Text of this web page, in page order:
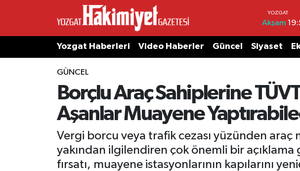
Akşam
Yozgat Haberleri Video Haberler Güncel Siyaset
GÜNCEL
Borçlu Araç Sahiplerine
Aşanlar Muayene
Vergi borcu veya trafik cezası yüzünden araç
yakından ilgilendiren çok önemli bir açıklama
fırsatı, muayene istasyonlarının kapılarını